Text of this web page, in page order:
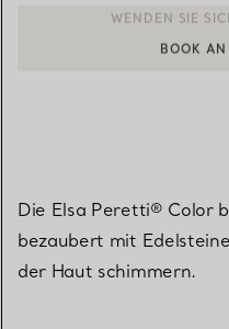
EINEN
Die Elsa Peretti® Color
bezaubert mit
der Haut schimmern.